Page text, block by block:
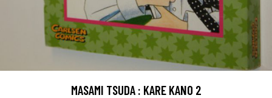
MASAMI TSUDA : KARE KANO 2